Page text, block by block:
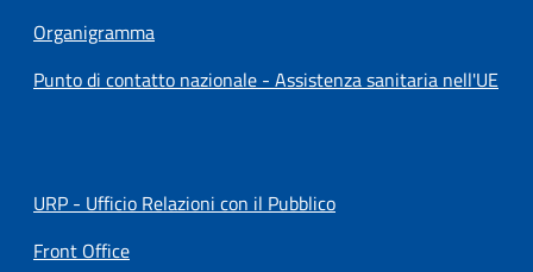
Organigramma
Punto di contatto nazionale - Assistenza sanitaria nell'UE
URP - Ufficio Relazioni con il Pubblico
Front Office